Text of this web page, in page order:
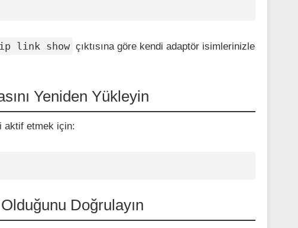
ip link show çıktısına göre kendi adaptör isimlerinizle
Yeniden Yükleyin
aktif etmek için:
Doğrulayın